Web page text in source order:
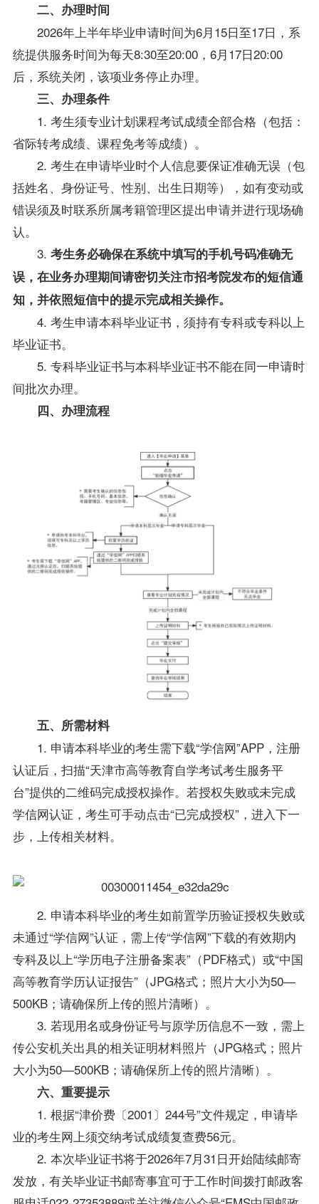
二、办理时间
2026年上半年毕业申请时间为6月15日至17日，系
统提供服务时间为每天8:30至20:00，6月17日20:00
后，系统关闭，该项业务停止办理。
三、办理条件
1. 考生须专业计划课程考试成绩全部合格（包括：
省际转考成绩、课程免考等成绩）。
2. 考生在申请毕业时个人信息要保证准确无误（包
括姓名、身份证号、性别、出生日期等），如有变动或
错误须及时联系所属考籍管理区提出申请并进行现场确
认。
3. 考生务必确保在系统中填写的手机号码准确无
误，在业务办理期间请密切关注市招考院发布的短信通
知，并依照短信中的提示完成相关操作。
4. 考生申请本科毕业证书，须持有专科或专科以上
毕业证书。
5. 专科毕业证书与本科毕业证书不能在同一申请时
间批次办理。
四、办理流程
五、所需材料
1. 申请本科毕业的考生需下载“学信网”APP，注册
认证后，扫描“天津市高等教育自学考试考生服务平
台”提供的二维码完成授权操作。若授权失败或未完成
学信网认证，考生可手动点击“已完成授权”，进入下一
步，上传相关材料。
2. 申请本科毕业的考生如前置学历验证授权失败或
未通过“学信网”认证，需上传“学信网”下载的有效期内
专科及以上“学历电子注册备案表”（PDF格式）或“中国
高等教育学历认证报告”（JPG格式；照片大小为50—
500KB；请确保所上传的照片清晰）。
3. 若现用名或身份证号与原学历信息不一致，需上
传公安机关出具的相关证明材料照片（JPG格式；照片
大小为50—500KB；请确保所上传的照片清晰）。
六、重要提示
1. 根据“津价费〔2001〕244号”文件规定，申请毕
业的考生网上须交纳考试成绩复查费56元。
2. 本次毕业证书将于2026年7月31日开始陆续邮寄
发放，有关毕业证书邮寄事宜可于工作时间拨打邮政客